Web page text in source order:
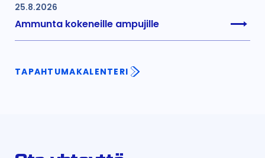
25.8.2026
Ammunta kokeneille ampujille
TAPAHTUMAKALENTERI